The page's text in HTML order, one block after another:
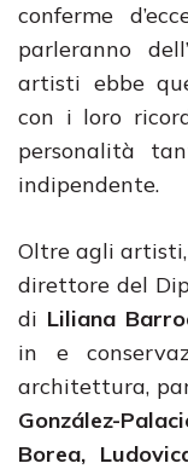
conferme
parleranno
artisti ebbe
con i loro
personalità
indipendente.
Oltre agli
direttore del
di Liliana
in e
architettura,
González-
Borea,